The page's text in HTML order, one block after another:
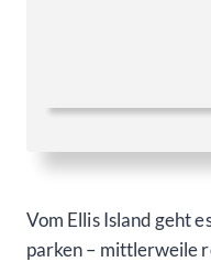
Vom Ellis Island geht
parken – mittlerweile